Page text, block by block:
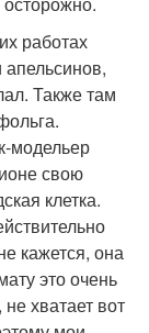
работах
апельсинов,
Также там
модельер
свою
клетка.
кажется, она
это очень
хватает вот